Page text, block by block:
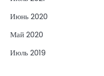
Июнь 2020
Май 2020
Июль 2019